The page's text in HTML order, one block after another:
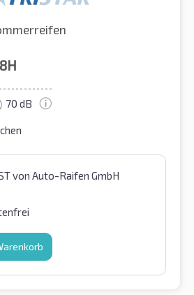
70 dB
von Auto-Raifen GmbH